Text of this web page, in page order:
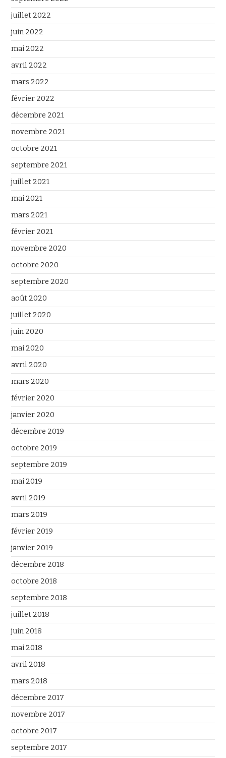
juillet 2022
juin 2022
mai 2022
avril 2022
mars 2022
février 2022
décembre 2021
novembre 2021
octobre 2021
septembre 2021
juillet 2021
mai 2021
mars 2021
février 2021
novembre 2020
octobre 2020
septembre 2020
août 2020
juillet 2020
juin 2020
mai 2020
avril 2020
mars 2020
février 2020
janvier 2020
décembre 2019
octobre 2019
septembre 2019
mai 2019
avril 2019
mars 2019
février 2019
janvier 2019
décembre 2018
octobre 2018
septembre 2018
juillet 2018
juin 2018
mai 2018
avril 2018
mars 2018
décembre 2017
novembre 2017
octobre 2017
septembre 2017